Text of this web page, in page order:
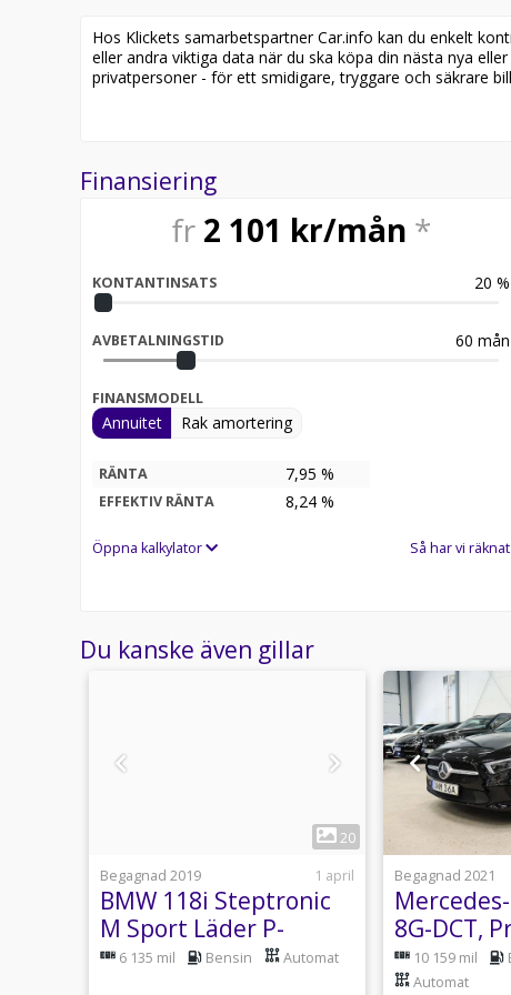
Hos Klickets samarbetspartner Car.info kan du enkelt
eller andra viktiga data när du ska köpa din nästa nya
privatpersoner - för ett smidigare, tryggare och säkrare
Finansiering
fr 2 101 kr/mån *
KONTANTINSATS 20 %
AVBETALNINGSTID 60 mån
FINANSMODELL
Annuitet Rak amortering
RÄNTA 7,95 %
EFFEKTIV RÄNTA 8,24 %
Öppna kalkylator Så har vi räknat
Du kanske även gillar
20
Begagnad 2019
1 april
BMW 118i Steptronic
M Sport Läder P-
Sensorer 136hk
6 135 mil Bensin Automat
1
Begagnad 2021
8G-DCT,
Läder
Värmare
10 159 mil
Automat